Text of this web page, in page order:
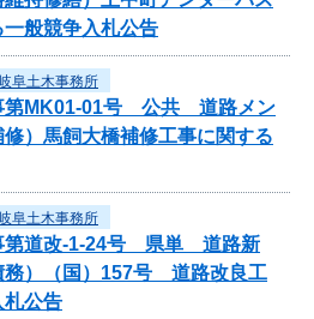
般競争入札公告
阜土木事務所
第MK01-01号 公共 道路メン
）馬飼大橋補修工事に関する
阜土木事務所
第道改-1-24号 県単 道路新
務）（国）157号 道路改良工
札公告